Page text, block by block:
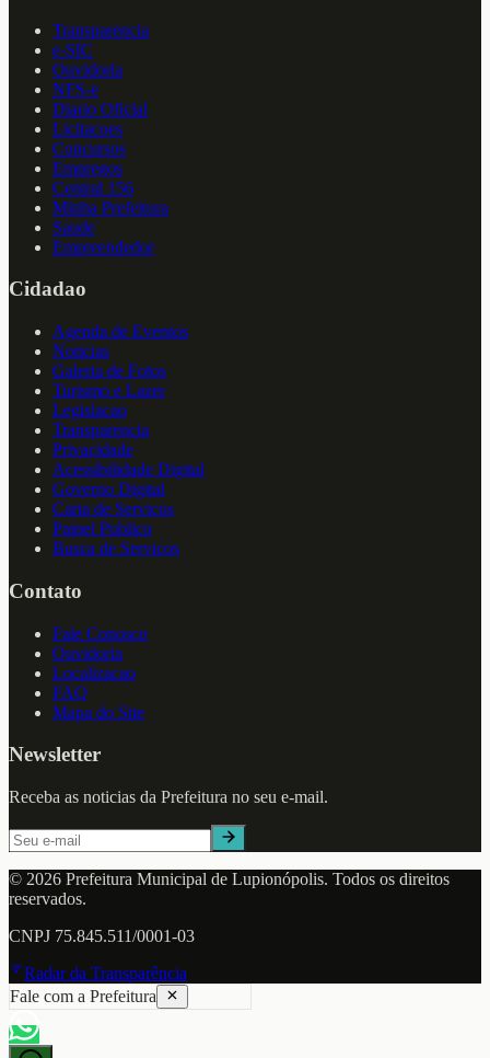
Transparencia
e-SIC
Ouvidoria
NFS-e
Diario Oficial
Licitacoes
Concursos
Empregos
Central 156
Minha Prefeitura
Saude
Empreendedor
Cidadao
Agenda de Eventos
Noticias
Galeria de Fotos
Turismo e Lazer
Legislacao
Transparencia
Privacidade
Acessibilidade Digital
Governo Digital
Carta de Servicos
Painel Publico
Busca de Servicos
Contato
Fale Conosco
Ouvidoria
Localizacao
FAQ
Mapa do Site
Newsletter
Receba as noticias da Prefeitura no seu e-mail.
© 2026 Prefeitura Municipal de Lupionópolis. Todos os direitos
reservados.
CNPJ 75.845.511/0001-03
Radar da Transparência
Fale com a Prefeitura